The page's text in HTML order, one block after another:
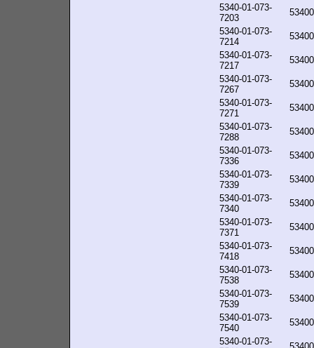
5340-01-073-
7203
5340-01-073-
7214
5340-01-073-
7217
5340-01-073-
7267
5340-01-073-
7271
5340-01-073-
7288
5340-01-073-
7336
5340-01-073-
7339
5340-01-073-
7340
5340-01-073-
7371
5340-01-073-
7418
5340-01-073-
7538
5340-01-073-
7539
5340-01-073-
7540
5340-01-073-